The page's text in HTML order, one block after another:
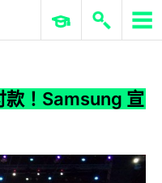
ERP 與商業 AI
款！Samsung 宣